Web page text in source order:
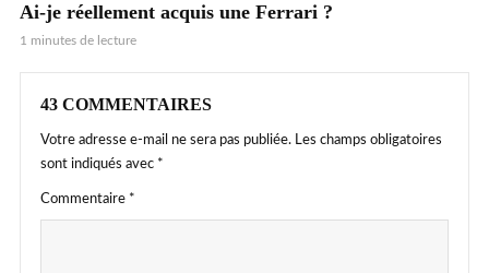
Ai-je réellement acquis une Ferrari ?
1 minutes de lecture
43 COMMENTAIRES
Votre adresse e-mail ne sera pas publiée. Les champs obligatoires
sont indiqués avec *
Commentaire *